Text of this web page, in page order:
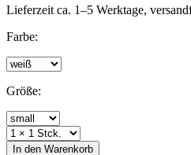
Lieferzeit ca. 1–5 Werktage,
Farbe:
Größe:
In den Warenkorb